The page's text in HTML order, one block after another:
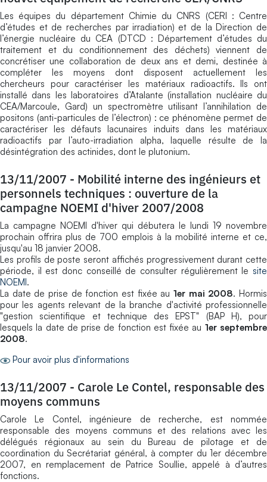
Les équipes du département Chimie du CNRS (CERI : Centre
d’études et de recherches par irradiation) et de la Direction de
l’énergie nucléaire du CEA (DTCD : Département d’études du
traitement et du conditionnement des déchets) viennent de
concrétiser une collaboration de deux ans et demi, destinée à
compléter les moyens dont disposent actuellement les
chercheurs pour caractériser les matériaux radioactifs. Ils ont
installé dans les laboratoires d’Atalante (installation nucléaire du
CEA/Marcoule, Gard) un spectromètre utilisant l’annihilation de
positons (anti-particules de l’électron) : ce phénomène permet de
caractériser les défauts lacunaires induits dans les matériaux
radioactifs par l’auto-irradiation alpha, laquelle résulte de la
désintégration des actinides, dont le plutonium.
13/11/2007 - Mobilité interne des ingénieurs et
personnels techniques : ouverture de la
campagne NOEMI d'hiver 2007/2008
La campagne NOEMI d'hiver qui débutera le lundi 19 novembre
prochain offrira plus de 700 emplois à la mobilité interne et ce,
jusqu'au 18 janvier 2008.
Les profils de poste seront affichés progressivement durant cette
période, il est donc conseillé de consulter régulièrement le site
NOEMI.
La date de prise de fonction est fixée au 1er mai 2008. Hormis
pour les agents relevant de la branche d'activité professionnelle
"gestion scientifique et technique des EPST" (BAP H), pour
lesquels la date de prise de fonction est fixée au 1er septembre
2008.
Pour avoir plus d'informations
13/11/2007 - Carole Le Contel, responsable des
moyens communs
Carole Le Contel, ingénieure de recherche, est nommée
responsable des moyens communs et des relations avec les
délégués régionaux au sein du Bureau de pilotage et de
coordination du Secrétariat général, à compter du 1er décembre
2007, en remplacement de Patrice Soullie, appelé à d’autres
fonctions.